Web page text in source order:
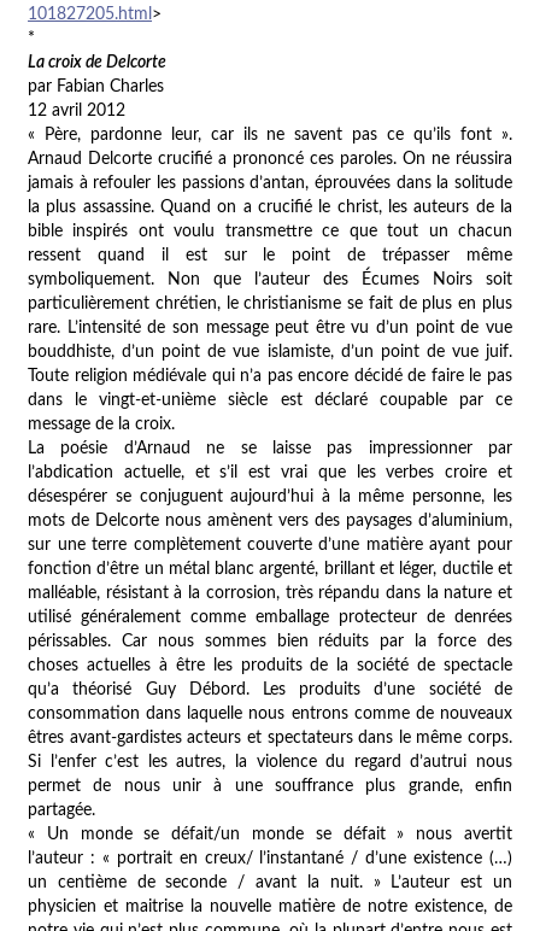
101827205.html >
*
La croix de Delcorte
par Fabian Charles
12 avril 2012
« Père, pardonne leur, car ils ne savent pas ce qu’ils font ».
Arnaud Delcorte crucifié a prononcé ces paroles. On ne réussira
jamais à refouler les passions d’antan, éprouvées dans la solitude
la plus assassine. Quand on a crucifié le christ, les auteurs de la
bible inspirés ont voulu transmettre ce que tout un chacun
ressent quand il est sur le point de trépasser même
symboliquement. Non que l’auteur des Écumes Noirs soit
particulièrement chrétien, le christianisme se fait de plus en plus
rare. L’intensité de son message peut être vu d’un point de vue
bouddhiste, d’un point de vue islamiste, d’un point de vue juif.
Toute religion médiévale qui n’a pas encore décidé de faire le pas
dans le vingt-et-unième siècle est déclaré coupable par ce
message de la croix.
La poésie d’Arnaud ne se laisse pas impressionner par
l’abdication actuelle, et s’il est vrai que les verbes croire et
désespérer se conjuguent aujourd’hui à la même personne, les
mots de Delcorte nous amènent vers des paysages d’aluminium,
sur une terre complètement couverte d’une matière ayant pour
fonction d’être un métal blanc argenté, brillant et léger, ductile et
malléable, résistant à la corrosion, très répandu dans la nature et
utilisé généralement comme emballage protecteur de denrées
périssables. Car nous sommes bien réduits par la force des
choses actuelles à être les produits de la société de spectacle
qu’a théorisé Guy Débord. Les produits d’une société de
consommation dans laquelle nous entrons comme de nouveaux
êtres avant-gardistes acteurs et spectateurs dans le même corps.
Si l’enfer c’est les autres, la violence du regard d’autrui nous
permet de nous unir à une souffrance plus grande, enfin
partagée.
« Un monde se défait/un monde se défait » nous avertit
l’auteur : « portrait en creux/ l’instantané / d’une existence (…)
un centième de seconde / avant la nuit. » L’auteur est un
physicien et maitrise la nouvelle matière de notre existence, de